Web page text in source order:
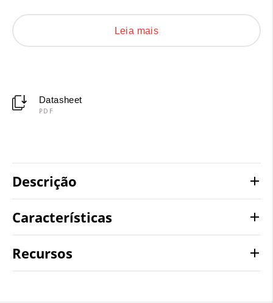
mm² a 630 mm², conforme o número de condutores (de
1 a 5). Veja os detalhes técnicos a seguir:
Leia mais
Datasheet
PDF
Descrição
Características
Recursos